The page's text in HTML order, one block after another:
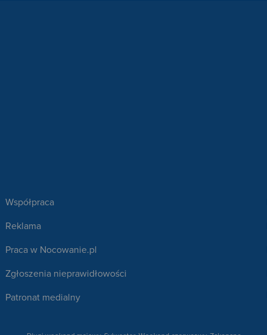
Współpraca
Reklama
Praca w Nocowanie.pl
Zgłoszenia nieprawidłowości
Patronat medialny